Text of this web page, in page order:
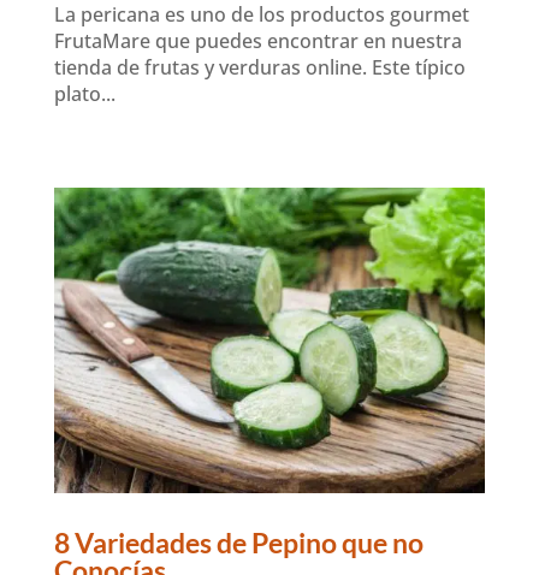
La pericana es uno de los productos gourmet
FrutaMare que puedes encontrar en nuestra
tienda de frutas y verduras online. Este típico
plato...
8 Variedades de Pepino que no